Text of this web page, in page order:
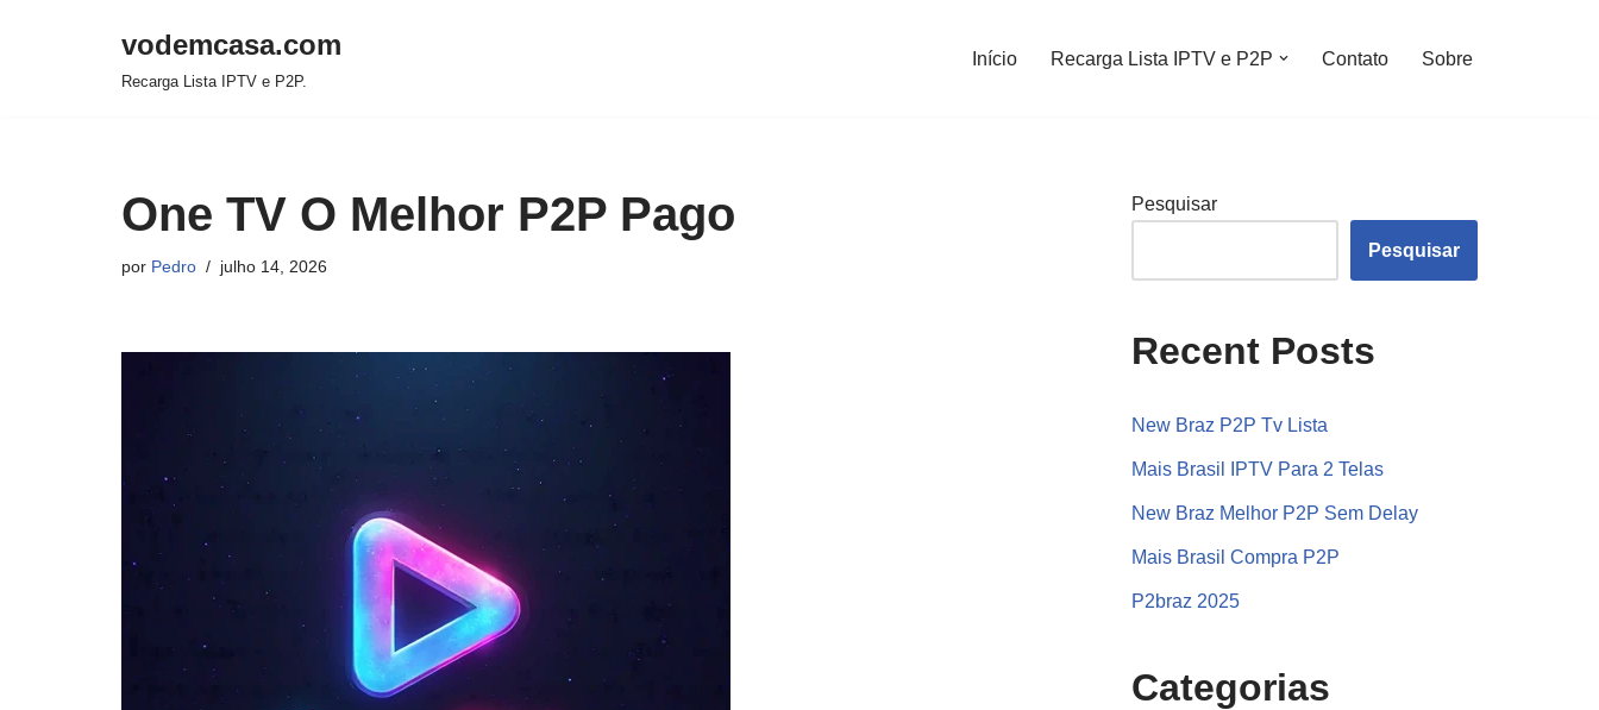
vodemcasa.com
Recarga Lista IPTV e P2P.
Início Recarga Lista IPTV e P2P Contato Sobre
One TV O Melhor P2P Pago
por Pedro julho 14, 2026
Pesquisar
Pesquisar
Recent Posts
New Braz P2P Tv Lista
Mais Brasil IPTV Para 2 Telas
New Braz Melhor P2P Sem Delay
Mais Brasil Compra P2P
P2braz 2025
Categorias